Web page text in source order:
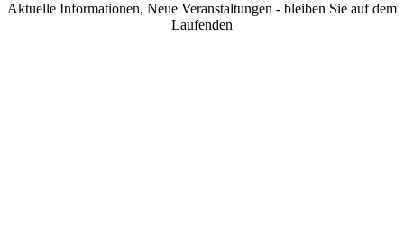
Aktuelle Informationen, Neue Veranstaltungen - bleiben Sie auf dem
Laufenden